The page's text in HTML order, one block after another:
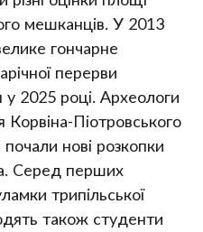
мешканців. У 2013
гончарне
перерви
2025 році. Археологи
Корвіна-Піотровського
нові розкопки
Серед перших
трипільської
також студенти